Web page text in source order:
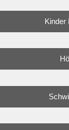
Kinder